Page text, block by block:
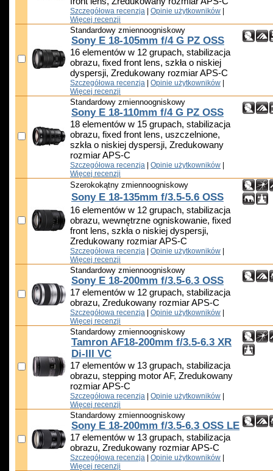
Szczegółowa recenzja Opinie użytkowników
Więcej recenzji
Standardowy zmiennoogniskowy
Sony E 18-105mm f/4 G PZ OSS
16 elementów w 12 grupach, stabilizacja
obrazu, fixed front lens, szkła o niskiej
dyspersji, Zredukowany rozmiar APS-C
Szczegółowa recenzja Opinie użytkowników
Więcej recenzji
Standardowy zmiennoogniskowy
Sony E 18-110mm f/4 G PZ OSS
18 elementów w 15 grupach, stabilizacja
obrazu, fixed front lens, uszczelnione,
szkła o niskiej dyspersji, Zredukowany
rozmiar APS-C
Szczegółowa recenzja Opinie użytkowników
Więcej recenzji
Szerokokątny zmiennoogniskowy
Sony E 18-135mm f/3.5-5.6 OSS
16 elementów w 12 grupach, stabilizacja
obrazu, wewnętrzne ogniskowanie, fixed
front lens, szkła o niskiej dyspersji,
Zredukowany rozmiar APS-C
Szczegółowa recenzja Opinie użytkowników
Więcej recenzji
Standardowy zmiennoogniskowy
Sony E 18-200mm f/3.5-6.3 OSS
17 elementów w 12 grupach, stabilizacja
obrazu, Zredukowany rozmiar APS-C
Szczegółowa recenzja Opinie użytkowników
Więcej recenzji
Standardowy zmiennoogniskowy
Tamron AF18-200mm f/3.5-6.3 XR
Di-III VC
17 elementów w 13 grupach, stabilizacja
obrazu, stepping motor AF, Zredukowany
rozmiar APS-C
Szczegółowa recenzja Opinie użytkowników
Więcej recenzji
Standardowy zmiennoogniskowy
Sony E 18-200mm f/3.5-6.3 OSS LE
17 elementów w 13 grupach, stabilizacja
obrazu, Zredukowany rozmiar APS-C
Szczegółowa recenzja Opinie użytkowników
Więcej recenzji